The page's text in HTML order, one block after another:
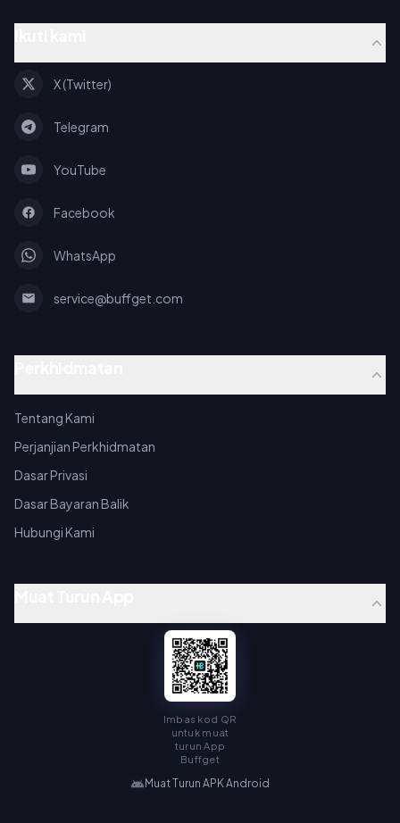
X (Twitter)
Telegram
YouTube
Facebook
WhatsApp
service@buffget.com
Tentang Kami
Perjanjian Perkhidmatan
Dasar Privasi
Dasar Bayaran Balik
Hubungi Kami
Imbas kod QR
untuk muat
turun App
Buffget
Muat Turun APK Android